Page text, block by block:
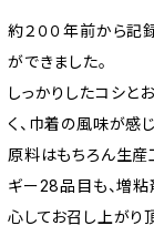
約２００年前から記
ができました。
しっかりしたコシと
く、巾着の風味が感
原料はもちろん生産
ギー28品目も、増
心してお召し上がり